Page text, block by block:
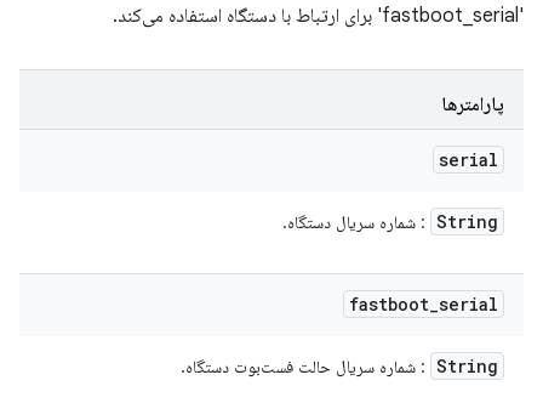
'fastboot_serial' برای ارتباط با دستگاه استفاده می‌کند.
پارامترها
serial
String : شماره سریال دستگاه.
fastboot_serial
String : شماره سریال حالت فست‌بوت دستگاه.